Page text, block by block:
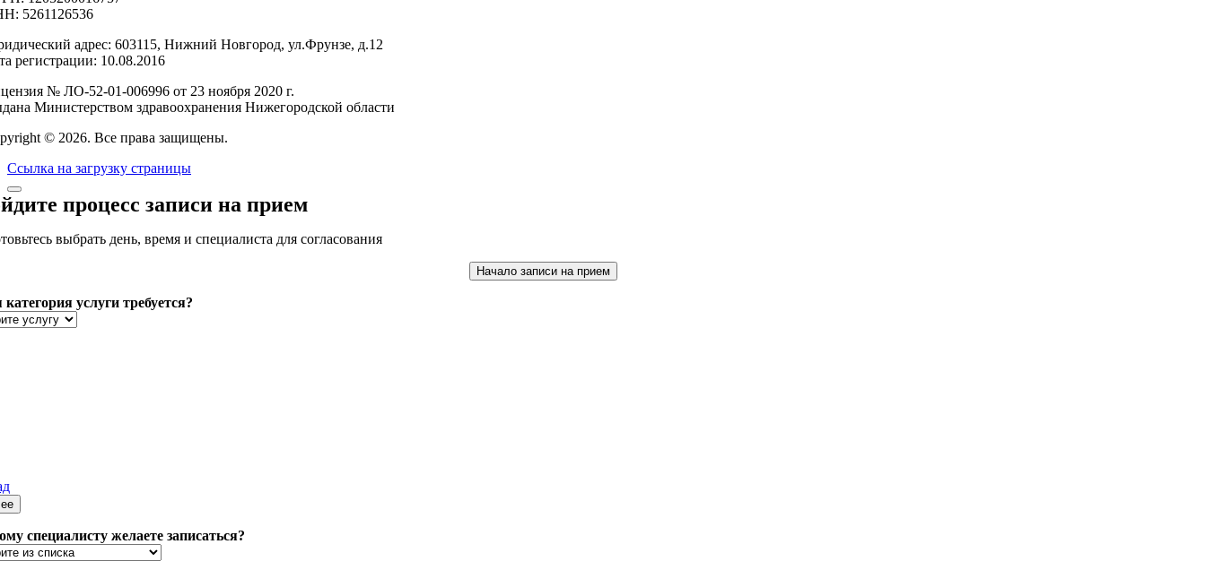
5261126536
адрес: 603115, Нижний Новгород, ул.Фрунзе, д.12
регистрации: 10.08.2016
№ ЛО-52-01-006996 от 23 ноября 2020 г.
Министерством здравоохранения Нижегородской области
© 2026. Все права защищены.
Ссылка на загрузку страницы
процесс записи на прием
выбрать день, время и специалиста для согласования
Начало записи на прием
услуги требуется?
специалисту желаете записаться?